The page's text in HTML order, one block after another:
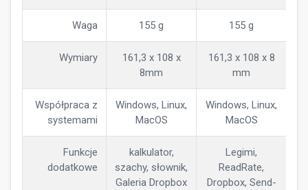
Waga 155 g 155 g
Wymiary
161,3 x 108 x
8mm
161,3 x 108 x 8
mm
Współpraca z
systemami
Windows, Linux,
MacOS
Windows, Linux,
MacOS
Funkcje
dodatkowe
kalkulator,
szachy, słownik,
Galeria Dropbox
Legimi,
ReadRate,
Dropbox, Send-